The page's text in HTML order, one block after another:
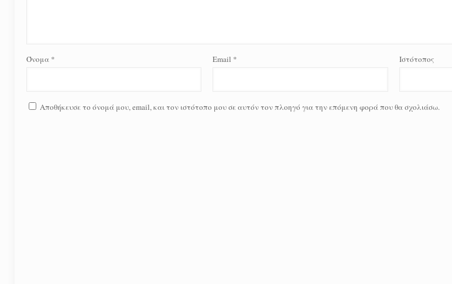
Όνομα * Email * Ιστότοπος
Αποθήκευσε το όνομά μου, email, και τον ιστότοπο μου σε αυτόν τον πλοηγό για την επόμενη φορά που θα σχολιάσω.